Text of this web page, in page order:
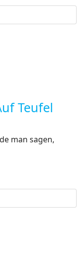
Teufel
man sagen,